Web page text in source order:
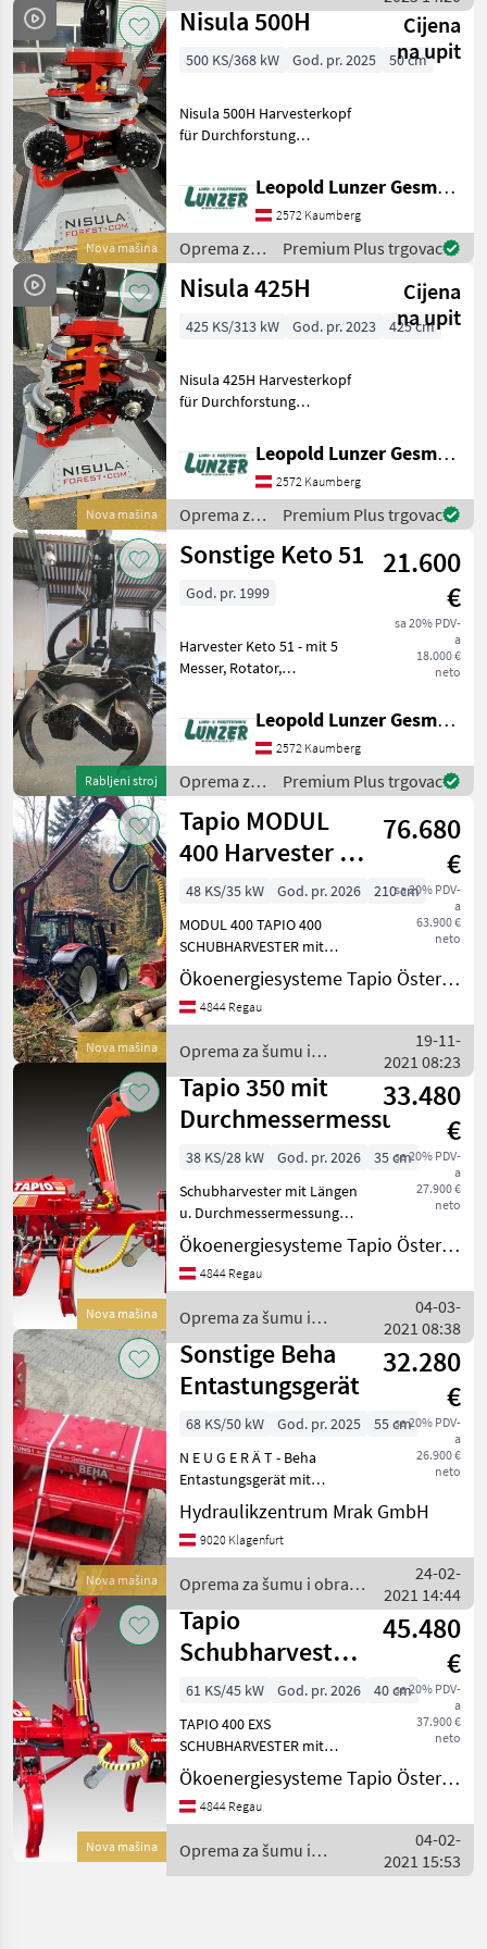
obradu drveta / Ponsse
Nova mašina
Nisula 500H
Cijena
na upit
500 KS/368 kW God. pr. 2025 50 cm
Nisula 500H Harvesterkopf
für Durchforstung
Schnitt bis 500mm
sauberes Entasten bis
430mm Messer 5+1
Gewicht:640kg Öl-Bedarf:
140-180 L
Leopold Lunzer GesmbH
2572 Kaumberg
Oprema za
šumu i
obradu
Nisula
Premium Plus trgovac
Nova mašina
Nisula 425H
Cijena
na upit
425 KS/313 kW God. pr. 2023 425 cm
Nisula 425H Harvesterkopf
für Durchforstung
Schnitt bis 425mm
sauberes Entasten bis
320mm Gewicht:410kg Öl-
Bedarf: 120-150 L/min bei
210
Leopold Lunzer GesmbH
2572 Kaumberg
Oprema za
šumu i
obradu
Nisula
Premium Plus trgovac
Rabljeni stroj
Sonstige Keto 51
21.600
€
sa 20% PDV-
a
18.000 €
neto
God. pr. 1999
Harvester Keto 51 - mit 5
Messer, Rotator,
erforderliche Ölleistung,
160 l/210 bar, Epec 4W-30
Vermessung und Steueru
Leopold Lunzer GesmbH
2572 Kaumberg
Oprema za
šumu i
obradu
drveta /
Sonstige
Premium Plus trgovac
Nova mašina
Tapio MODUL
400 Harvester +
Kran am 3 Punkt
76.680
€
sa 20% PDV-
a
63.900 €
neto
48 KS/35 kW God. pr. 2026
210 cm
MODUL 400 TAPIO 400
SCHUBHARVESTER mit
Längen u. Durchmesser -
Messung Gewicht 470 kg
Schubgeschwindigkeit 1 m /
bei 160 bar (29, 75kN /
Ökoenergiesysteme Tapio Österreich S. Zmelik
4844 Regau
Oprema za šumu i
obradu drveta / Tapio
19-11-
2021 08:23
Nova mašina
Tapio 350 mit
Durchmessermessung
33.480
€
sa 20% PDV-
a
27.900 €
neto
38 KS/28 kW God. pr. 2026
35 cm
Schubharvester mit Längen
u. Durchmessermessung
geeignet für Bagger,
Rückewagen, Forstkräne
ect. Stromversorgung 12/24
14” 1.6 mm Säge
Ökoenergiesysteme Tapio Österreich S. Zmelik
4844 Regau
Oprema za šumu i
obradu drveta / Tapio
04-03-
2021 08:38
Nova mašina
Sonstige Beha
Entastungsgerät
32.280
€
sa 20% PDV-
a
26.900 €
neto
68 KS/50 kW God. pr. 2025
55 cm
N E U G E R Ä T - Beha
Entastungsgerät mit
eigener Ölversorgung, bis
Stammdurchmesser 55cm,
ein bordeigenes
den Druck, das Holz wird
beim E
Hydraulikzentrum Mrak GmbH
9020 Klagenfurt
Oprema za šumu i obradu
drveta / Sonstige
24-02-
2021 14:44
Nova mašina
Tapio
Schubharvester
f. Bagger und
Forstkräne 3
Punkt
45.480
€
sa 20% PDV-
a
37.900 €
neto
61 KS/45 kW God. pr. 2026
40 cm
TAPIO 400 EXS
SCHUBHARVESTER mit
Durchmessermessung
Länge x Breite x Höhe 1650
x 700 x 700 mm Gewicht 470
V Gleichstrom Sägeschwer
Ökoenergiesysteme Tapio Österreich S. Zmelik
4844 Regau
Oprema za šumu i
obradu drveta / Tapio
04-02-
2021 15:53